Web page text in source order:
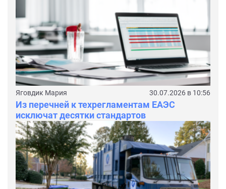
Яговдик Мария 30.07.2026 в 10:56
Из перечней к техрегламентам ЕАЭС
исключат десятки стандартов